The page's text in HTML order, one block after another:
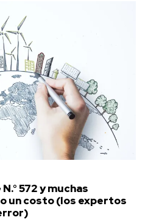
572 y muchas
un costo (los expertos